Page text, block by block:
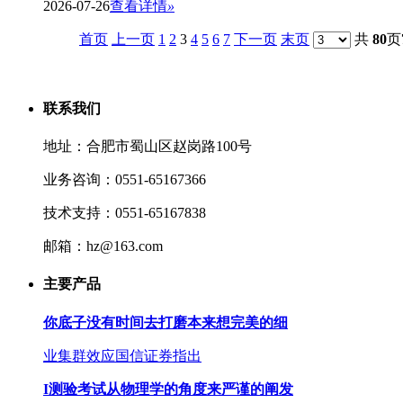
2026-07-26查看详情»
首页 上一页 1 2 3 4 5 6 7 下一页 末页 共 80页
联系我们
地址：合肥市蜀山区赵岗路100号
业务咨询：0551-65167366
技术支持：0551-65167838
邮箱：hz@163.com
主要产品
你底子没有时间去打磨本来想完美的细
业集群效应国信证券指出
I测验考试从物理学的角度来严谨的阐发